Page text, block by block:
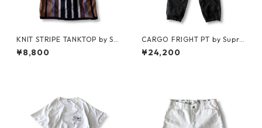
KNIT STRIPE TANKTOP by Su
preme
¥8,800
CARGO FRIGHT PT by Supre
me
¥24,200